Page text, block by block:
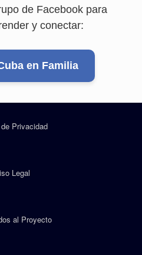
de Facebook para
y conectar:
en Familia
Privacidad
Legal
al Proyecto